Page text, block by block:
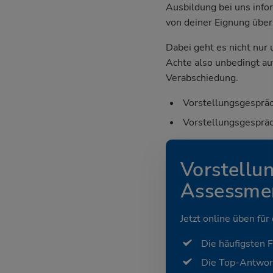
Ausbildung bei uns
von deiner Eignung
Dabei geht es nicht nur
Achte also unbedingt
Verabschiedung.
Jetzt online üben für
Die häufigsten
Die Top-